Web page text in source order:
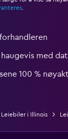
.
med
100 %
Leiebiler i Illinois